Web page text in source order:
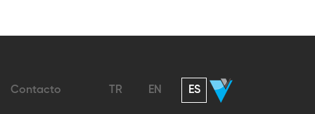
Contacto TR EN ES